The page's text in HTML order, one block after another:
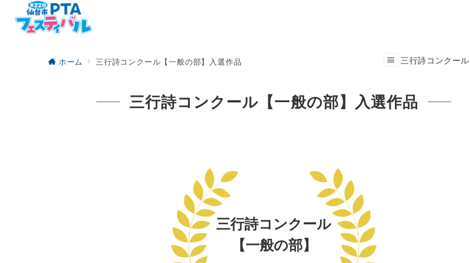
三行詩コンクール
ホーム 三行詩コンクール【一般の部】入選作品
三行詩コンクール【一般の部】入選作品
三行詩コンクール
【一般の部】